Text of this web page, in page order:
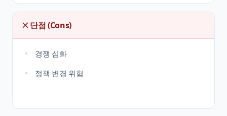
단점 (Cons)
경쟁 심화
정책 변경 위험